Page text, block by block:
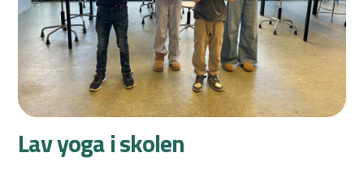
Lav yoga i skolen